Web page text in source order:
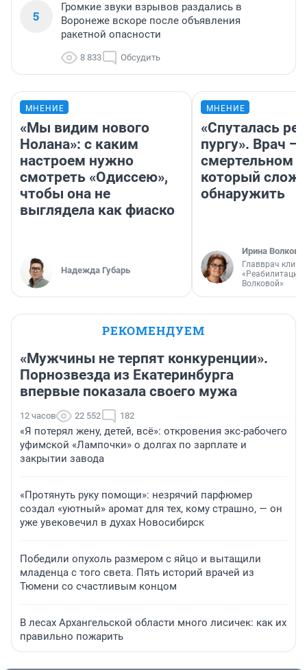
5
Громкие звуки взрывов раздались в
Воронеже вскоре после объявления
ракетной опасности
8 833 Обсудить
МНЕНИЕ
«Мы видим нового
Нолана»: с каким
настроем нужно
смотреть «Одиссею»,
чтобы она не
выглядела как фиаско
Надежда Губарь
МНЕНИЕ
«Спуталась
пургу». Врач —
смертельном
который
обнаружить
Ирина Волкова
Главврач
«Реабилитация
Волковой»
РЕКОМЕНДУЕМ
«Мужчины не терпят конкуренции».
Порнозвезда из Екатеринбурга
впервые показала своего мужа
12 часов 22 552 182
«Я потерял жену, детей, всё»: откровения экс-рабочего
уфимской «Лампочки» о долгах по зарплате и
закрытии завода
«Протянуть руку помощи»: незрячий парфюмер
создал «уютный» аромат для тех, кому страшно, — он
уже увековечил в духах Новосибирск
Победили опухоль размером с яйцо и вытащили
младенца с того света. Пять историй врачей из
Тюмени со счастливым концом
В лесах Архангельской области много лисичек: как их
правильно пожарить